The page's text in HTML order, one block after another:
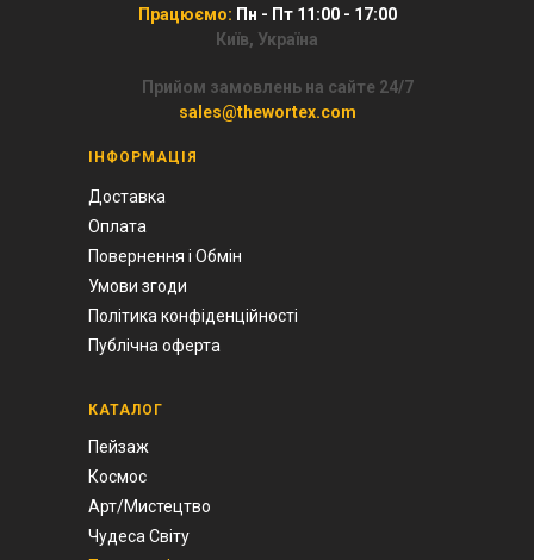
ІНФОРМАЦІЯ
Доставка
Оплата
Повернення і Обмін
Умови згоди
Політика конфіденційності
Публічна оферта
КАТАЛОГ
Пейзаж
Космос
Арт/Мистецтво
Чудеса Світу
Працюємо: Пн - Пт 11:00 - 17:00
Київ, Україна
Прийом замовлень на сайте 24/7
sales@thewortex.com